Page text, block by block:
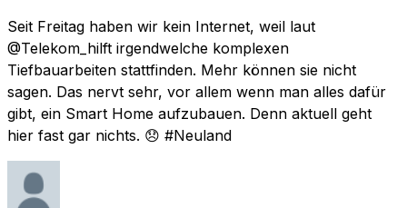
Seit Freitag haben wir kein Internet, weil laut
@Telekom_hilft irgendwelche komplexen
Tiefbauarbeiten stattfinden. Mehr können sie nicht
sagen. Das nervt sehr, vor allem wenn man alles dafür
gibt, ein Smart Home aufzubauen. Denn aktuell geht
hier fast gar nichts. 😞 #Neuland